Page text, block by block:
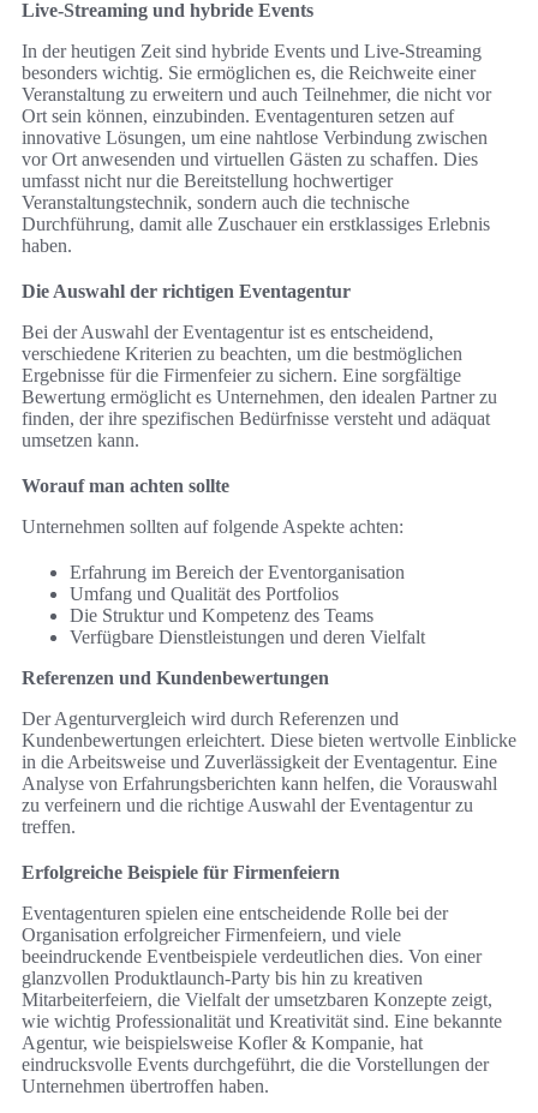
Live-Streaming und hybride Events
In der heutigen Zeit sind hybride Events und Live-Streaming
besonders wichtig. Sie ermöglichen es, die Reichweite einer
Veranstaltung zu erweitern und auch Teilnehmer, die nicht vor
Ort sein können, einzubinden. Eventagenturen setzen auf
innovative Lösungen, um eine nahtlose Verbindung zwischen
vor Ort anwesenden und virtuellen Gästen zu schaffen. Dies
umfasst nicht nur die Bereitstellung hochwertiger
Veranstaltungstechnik, sondern auch die technische
Durchführung, damit alle Zuschauer ein erstklassiges Erlebnis
haben.
Die Auswahl der richtigen Eventagentur
Bei der Auswahl der Eventagentur ist es entscheidend,
verschiedene Kriterien zu beachten, um die bestmöglichen
Ergebnisse für die Firmenfeier zu sichern. Eine sorgfältige
Bewertung ermöglicht es Unternehmen, den idealen Partner zu
finden, der ihre spezifischen Bedürfnisse versteht und adäquat
umsetzen kann.
Worauf man achten sollte
Unternehmen sollten auf folgende Aspekte achten:
Erfahrung im Bereich der Eventorganisation
Umfang und Qualität des Portfolios
Die Struktur und Kompetenz des Teams
Verfügbare Dienstleistungen und deren Vielfalt
Referenzen und Kundenbewertungen
Der Agenturvergleich wird durch Referenzen und
Kundenbewertungen erleichtert. Diese bieten wertvolle Einblicke
in die Arbeitsweise und Zuverlässigkeit der Eventagentur. Eine
Analyse von Erfahrungsberichten kann helfen, die Vorauswahl
zu verfeinern und die richtige Auswahl der Eventagentur zu
treffen.
Erfolgreiche Beispiele für Firmenfeiern
Eventagenturen spielen eine entscheidende Rolle bei der
Organisation erfolgreicher Firmenfeiern, und viele
beeindruckende Eventbeispiele verdeutlichen dies. Von einer
glanzvollen Produktlaunch-Party bis hin zu kreativen
Mitarbeiterfeiern, die Vielfalt der umsetzbaren Konzepte zeigt,
wie wichtig Professionalität und Kreativität sind. Eine bekannte
Agentur, wie beispielsweise Kofler & Kompanie, hat
eindrucksvolle Events durchgeführt, die die Vorstellungen der
Unternehmen übertroffen haben.